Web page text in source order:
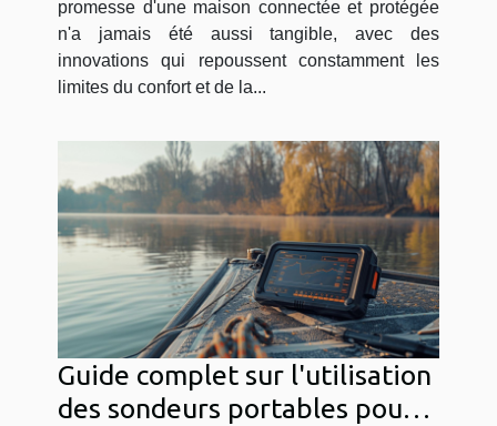
promesse d'une maison connectée et protégée
n'a jamais été aussi tangible, avec des
innovations qui repoussent constamment les
limites du confort et de la...
Guide complet sur l'utilisation
des sondeurs portables pour